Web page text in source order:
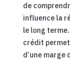
de
influence la
le long
crédit permet
d’une